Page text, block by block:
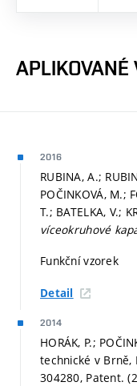
APLIKOVANÉ
2016
RUBINA, A.;
POČINKOVÁ, M.;
T.; BATELKA, V.;
víceokruhové
Funkční vzorek
Detail
2014
HORÁK, P.;
technické v Brně,
304280, Patent.